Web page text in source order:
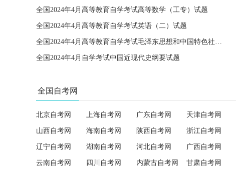
全国2024年4月高等教育自学考试高等数学（工专）试题
全国2024年4月高等教育自学考试英语（二）试题
全国2024年4月高等教育自学考试毛泽东思想和中国特色社会主义理论体系概论试题
全国2024年4月自学考试中国近现代史纲要试题
全国自考网
北京自考网 上海自考网 广东自考网 天津自考网
山西自考网 海南自考网 陕西自考网 浙江自考网
辽宁自考网 湖南自考网 河北自考网 广西自考网
云南自考网 四川自考网 内蒙古自考网 甘肃自考网